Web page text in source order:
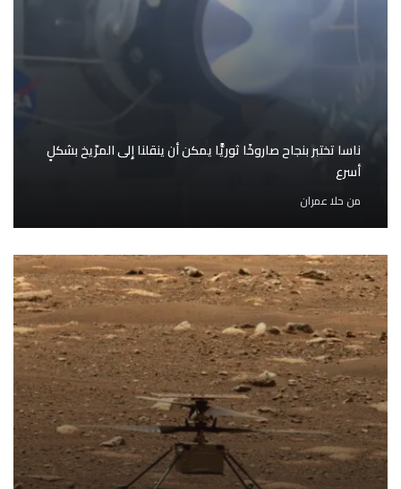
ناسا تختبر بنجاح صاروخًا ثوريًّا يمكن أن ينقلنا إِلى المرّيخ بشكلٍ
أسرع
من حلا عمران